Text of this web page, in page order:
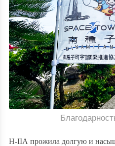
H-IIА прожила долгую и